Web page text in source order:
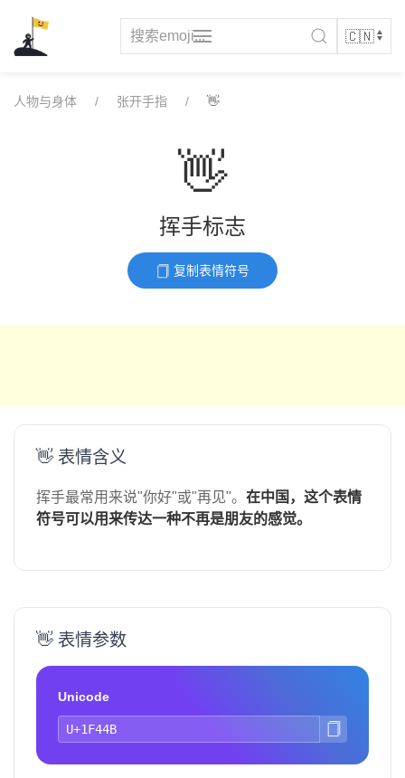
content
人物与身体 张开手指 👋
👋
挥手标志
复制表情符号
👋 表情含义
挥手最常用来说"你好"或"再见"。 在中国，这个表情
符号可以用来传达一种不再是朋友的感觉。
👋 表情参数
Unicode